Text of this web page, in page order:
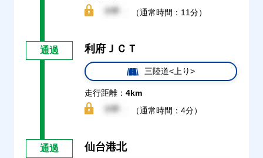
（通常時間：11分）
通過 利府ＪＣＴ
三陸道<上り>
走行距離： 4km
（通常時間：4分）
通過 仙台港北